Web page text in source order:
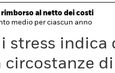
rimborso al netto dei costi
medio per ciascun anno
stress